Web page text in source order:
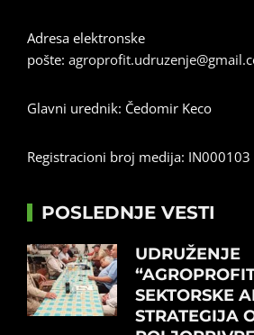
Adresa elektronske
pošte:
Glavni urednik: Čedomir Keco
Registracioni broj medija: IN000103
POSLEDNJE VESTI
UDRUŽENJE
SEKTORSKE
STRATEGIJA